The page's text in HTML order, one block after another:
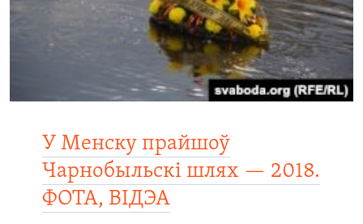
У Менску прайшоў
Чарнобыльскі шлях — 2018.
ФОТА, ВІДЭА